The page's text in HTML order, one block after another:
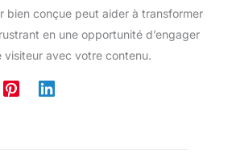
bien conçue peut aider à transformer
en une opportunité d’engager
visiteur avec votre contenu.